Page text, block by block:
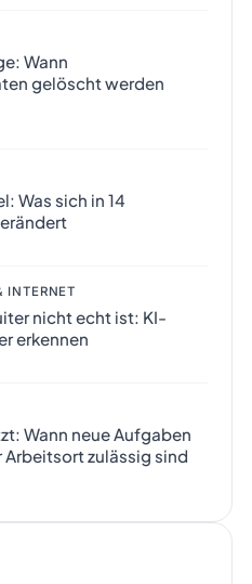
Wann
gelöscht werden
Was sich in 14
INTERNET
nicht echt ist: KI-
erkennen
Wann neue Aufgaben
Arbeitsort zulässig sind